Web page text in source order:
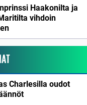
Haakonilta ja
vihdoin
Charlesilla oudot